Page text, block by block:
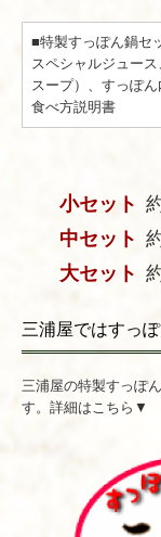
■特製すっぽん鍋セ
スペシャルジュー
スープ）、すっぽ
食べ方説明書
小セット
中セット
大セット
三浦屋ではすっ
三浦屋の特製すっぽ
す。詳細はこちら▼